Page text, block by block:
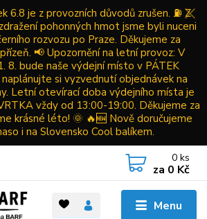
6.8 je z provozních důvodů zrušen. ⛽ Z
pohonných hmot jsme byli nuceni
rozvozu po Praze. Děkujeme za
📢 Upozornění na letní provoz: V
8. bude naše výdejní místo v PÁTEK
naplánujte si vyzvednutí objednávek na
Letní otevírací doba výdejního místa je
vždy od 13:00-19:00. Děkujeme za
krásné léto! 🌞 🔥🆕 Nově doručujeme
i na Slovensko Cool balíkem.
Menu
0 ks
za 0 Kč